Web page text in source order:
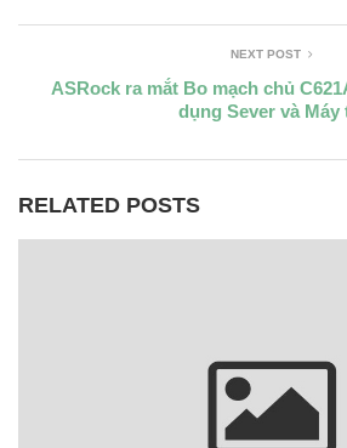
NEXT POST
ASRock ra mắt Bo mạch chủ
dụng Sever và Máy
RELATED POSTS